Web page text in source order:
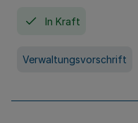
In Kraft
Verwaltungsvorschrift